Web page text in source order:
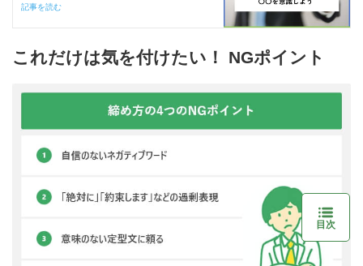
記事を読む
これだけは気を付けたい！ NGポイント
目次